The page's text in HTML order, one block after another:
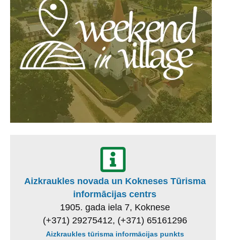
Aizkraukles novada un Kokneses Tūrisma
informācijas centrs
1905. gada iela 7, Koknese
(+371) 29275412, (+371) 65161296
Aizkraukles tūrisma informācijas punkts